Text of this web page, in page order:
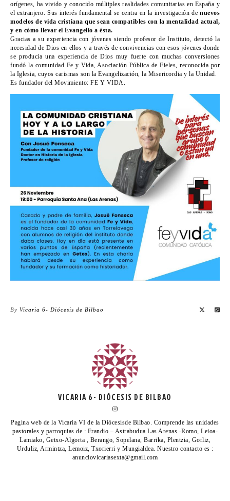
orígenes, ha vivido y conocido múltiples realidades comunitarias en España y
el extranjero. Sus interés fundamental se centra en la investigación de nuevos
modelos de vida cristiana que sean compatibles con la mentalidad actual,
y en cómo llevar el Evangelio a ésta.
Gracias a su experiencia con jóvenes siendo profesor de Instituto, detectó la
necesidad de Dios en ellos y a través de convivencias con esos jóvenes donde
se producía una experiencia de Dios muy fuerte con muchas conversiones
fundó la comunidad Fe y Vida, Asociación Pública de Fieles, reconocida por
la Iglesia, cuyos carismas son la Evangelización, la Misericordia y la Unidad.
Es fundador del Movimiento: FE Y VIDA.
By Vicaria 6- Diócesis de Bilbao
VICARIA 6- DIÓCESIS DE BILBAO
Pagina web de la Vicaria VI de la Diócesisde Bilbao. Comprende las unidades
pastorales y parroquias de : Erandio – Astrabudua Las Arenas -Romo, Leioa-
Lamiako, Getxo-Algorta , Berango, Sopelana, Barrika, Plentzia, Gorliz,
Urduliz, Armintza, Lemoiz, Txorierri y Mungialdea. Nuestro contacto es :
anunciovicariasexta@gmail.com